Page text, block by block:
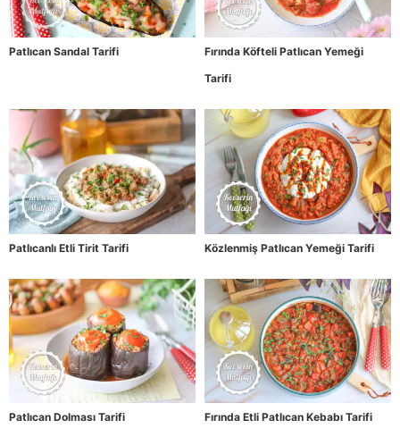
Patlıcan Sandal Tarifi
Fırında Köfteli Patlıcan Yemeği
Tarifi
Patlıcanlı Etli Tirit Tarifi Közlenmiş Patlıcan Yemeği Tarifi
Patlıcan Dolması Tarifi Fırında Etli Patlıcan Kebabı Tarifi